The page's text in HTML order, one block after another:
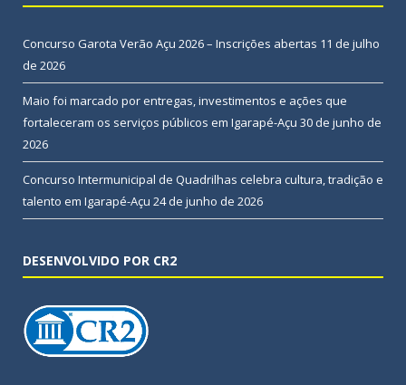
Concurso Garota Verão Açu 2026 – Inscrições abertas 11 de julho
de 2026
Maio foi marcado por entregas, investimentos e ações que
fortaleceram os serviços públicos em Igarapé-Açu 30 de junho de
2026
Concurso Intermunicipal de Quadrilhas celebra cultura, tradição e
talento em Igarapé-Açu 24 de junho de 2026
DESENVOLVIDO POR CR2